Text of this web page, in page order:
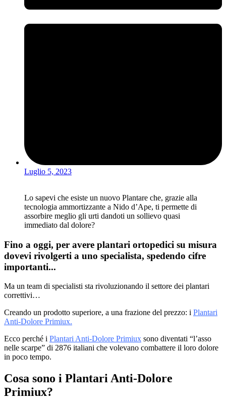
Luglio 5, 2023
Lo sapevi che esiste un nuovo Plantare che, grazie alla
tecnologia ammortizzante a Nido d’Ape, ti permette di
assorbire meglio gli urti dandoti un sollievo quasi
immediato dal dolore?
Fino a oggi, per avere plantari ortopedici su misura
dovevi rivolgerti a uno specialista, spedendo cifre
importanti...
Ma un team di specialisti sta rivoluzionando il settore dei plantari
correttivi…
Creando un prodotto superiore, a una frazione del prezzo: i Plantari
Anti-Dolore Primiux.
Ecco perché i Plantari Anti-Dolore Primiux sono diventati “l’asso
nelle scarpe” di 2876 italiani che volevano combattere il loro dolore
in poco tempo.
Cosa sono i Plantari Anti-Dolore
Primiux?